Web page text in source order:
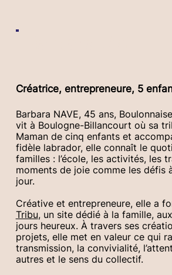
Créatrice, entrepreneure, 5
Barbara NAVE, 45 ans,
vit à Boulogne-Billancourt où sa
Maman de cinq enfants et
fidèle labrador, elle connaît le
familles : l’école, les activités, les
moments de joie comme les défis
jour.
Créative et entrepreneure, elle a
Tribu, un site dédié à la famille,
jours heureux. À travers ses
projets, elle met en valeur ce qui
transmission, la convivialité,
autres et le sens du collectif.